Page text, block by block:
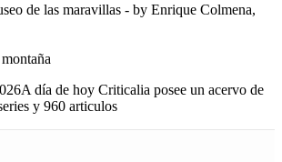
de las maravillas - by Enrique Colmena,
A día de hoy Criticalia posee un acervo de
y 960 articulos